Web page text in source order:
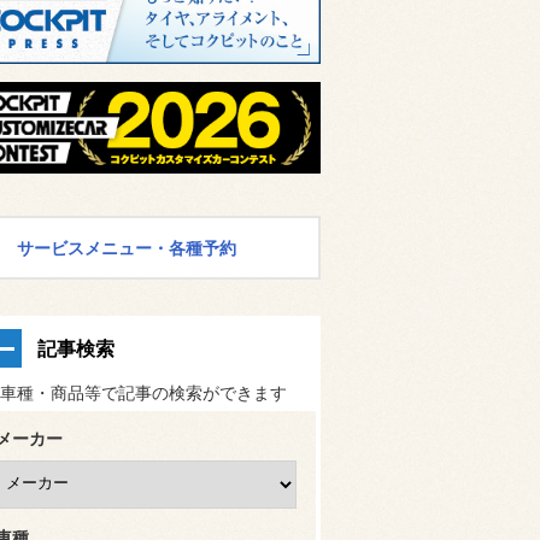
サービスメニュー・各種予約
記事検索
種・商品等で記事の検索ができます
ーカー